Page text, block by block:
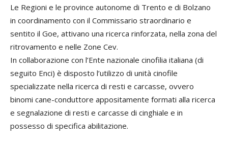
Le Regioni e le province autonome di Trento e di Bolzano
in coordinamento con il Commissario straordinario e
sentito il Goe, attivano una ricerca rinforzata, nella zona del
ritrovamento e nelle Zone Cev.
In collaborazione con l’Ente nazionale cinofilia italiana (di
seguito Enci) è disposto l’utilizzo di unità cinofile
specializzate nella ricerca di resti e carcasse, ovvero
binomi cane-conduttore appositamente formati alla ricerca
e segnalazione di resti e carcasse di cinghiale e in
possesso di specifica abilitazione.